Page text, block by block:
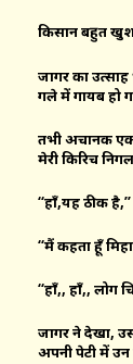
किसान बहुत
जादूगर का
गले में गायब हो
तभी अचानक एक
मेरी किरिच
“हाँ,यह ठीक
“मैं कहता हूँ
“हाँ,, हाँ,, लोग
जादूगर ने देखा,
अपनी पेटी में उन